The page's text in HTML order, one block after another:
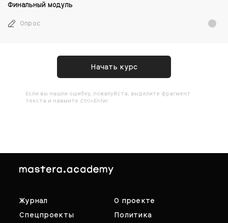
Финальный модуль
Опрос
Начать курс
Ecли вы нашли ошибку, пожалуйста, выделите фрагмент
текста и нажмите Ctrl+Enter.
Журнал
Спецпроекты
О проекте
Политика